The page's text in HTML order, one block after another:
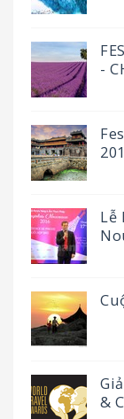
-
Lễ
&